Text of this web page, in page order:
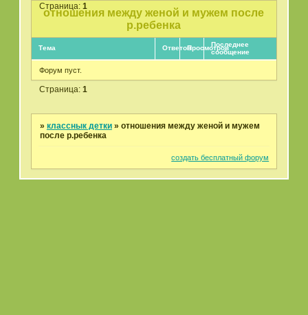
отношения между женой и мужем после
р.ребенка
Страница: 1
Тема ОтветовПросмотровПоследнее
сообщение
Форум пуст.
Страница: 1
» класснык детки » отношения между женой и мужем
после р.ребенка
создать бесплатный форум